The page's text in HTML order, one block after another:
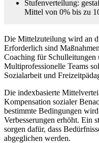
Stufenverteilung:
Mittel von 0% bis zu
Die Mittelzuteilung wird an
Erforderlich sind
Coaching für Schulleitungen
Multiprofessionelle Teams
Sozialarbeit und
Die indexbasierte
Kompensation sozialer
bestimmte Bedingungen
Verbesserungen erhöht. Ein
sorgen dafür, dass
abgeglichen werden.